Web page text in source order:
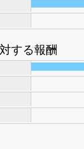
する報酬